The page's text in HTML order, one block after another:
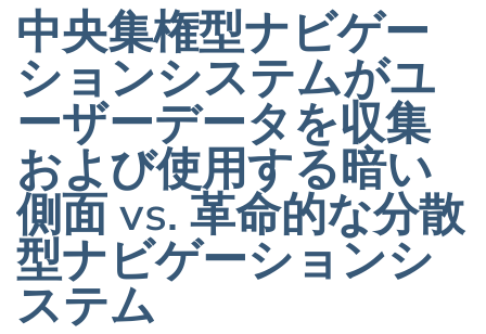
中央集権型ナビゲー
ションシステムがユ
ーザーデータを収集
および使用する暗い
側面 vs. 革命的な分散
型ナビゲーションシ
ステム